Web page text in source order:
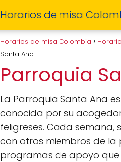
Horarios de misa
Horarios de misa Colombia
Santa Ana
Parroquia
La Parroquia Santa Ana
conocida por su
feligreses. Cada semana,
con otros miembros de la
programas de apoyo que